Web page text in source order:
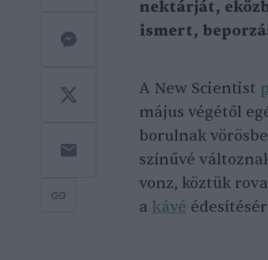
nektárját,
ismert,
A New Scientist
május végétől
borulnak
színűvé
vonz, köztük
a kávé